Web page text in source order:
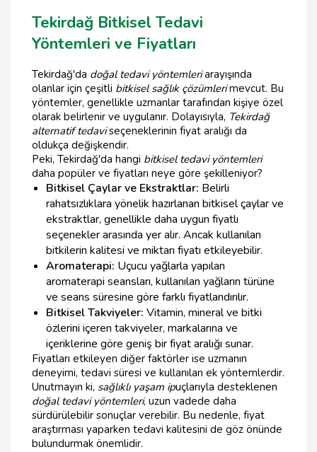
Tekirdağ Bitkisel Tedavi
Yöntemleri ve Fiyatları
Tekirdağ'da doğal tedavi yöntemleriarayışında
olanlar için çeşitli bitkisel sağlık çözümlerimevcut. Bu
yöntemler, genellikle uzmanlar tarafından kişiye özel
olarak belirlenir ve uygulanır. Dolayısıyla, Tekirdağ
alternatif tedaviseçeneklerinin fiyat aralığı da
oldukça değişkendir.
Peki, Tekirdağ'da hangi bitkisel tedavi yöntemleri
daha popüler ve fiyatları neye göre şekilleniyor?
Bitkisel Çaylar ve Ekstraktlar: Belirli
rahatsızlıklara yönelik hazırlanan bitkisel çaylar ve
ekstraktlar, genellikle daha uygun fiyatlı
seçenekler arasında yer alır. Ancak kullanılan
bitkilerin kalitesi ve miktarı fiyatı etkileyebilir.
Aromaterapi: Uçucu yağlarla yapılan
aromaterapi seansları, kullanılan yağların türüne
ve seans süresine göre farklı fiyatlandırılır.
Bitkisel Takviyeler: Vitamin, mineral ve bitki
özlerini içeren takviyeler, markalarına ve
içeriklerine göre geniş bir fiyat aralığı sunar.
Fiyatları etkileyen diğer faktörler ise uzmanın
deneyimi, tedavi süresi ve kullanılan ek yöntemlerdir.
Unutmayın ki, sağlıklı yaşam ipuçlarıyla desteklenen
doğal tedavi yöntemleri, uzun vadede daha
sürdürülebilir sonuçlar verebilir. Bu nedenle, fiyat
araştırması yaparken tedavi kalitesini de göz önünde
bulundurmak önemlidir.